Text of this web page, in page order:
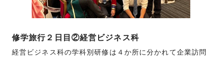
修学旅行２日目②経営ビジネス科
経営ビジネス科の学科別研修は４か所に分かれて企業訪問